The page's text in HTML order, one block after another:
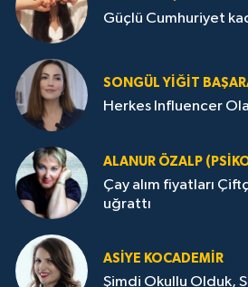
Güçlü Cumhuriyet
SONGÜL YIĞIT
Herkes Influencer
ALANUR ÖZALP
Çay alım fiyatları
uğrattı
ASIYE KOCADEMİR
Şimdi Okullu Olduk,